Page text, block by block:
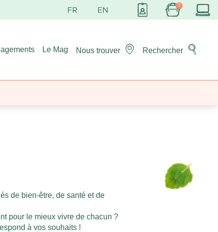
Le Mag Nous trouver Rechercher
de bien-être, de santé et de
pour le mieux vivre de chacun ?
à vos souhaits !